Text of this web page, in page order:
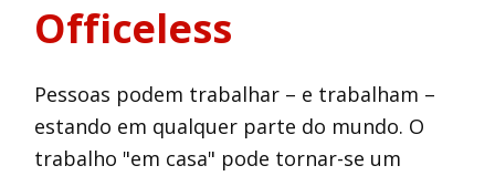
Officeless
Pessoas podem trabalhar – e trabalham –
estando em qualquer parte do mundo. O
trabalho "em casa" pode tornar-se um